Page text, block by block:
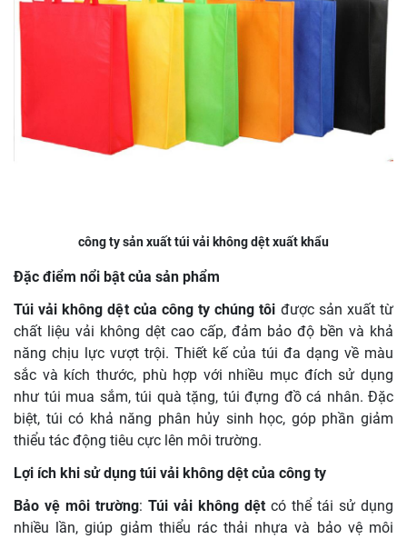
công ty sản xuất túi vải không dệt xuất khẩu
Đặc điểm nổi bật của sản phẩm
Túi vải không dệt của công ty chúng tôi được sản xuất từ
chất liệu vải không dệt cao cấp, đảm bảo độ bền và khả
năng chịu lực vượt trội. Thiết kế của túi đa dạng về màu
sắc và kích thước, phù hợp với nhiều mục đích sử dụng
như túi mua sắm, túi quà tặng, túi đựng đồ cá nhân. Đặc
biệt, túi có khả năng phân hủy sinh học, góp phần giảm
thiểu tác động tiêu cực lên môi trường.
Lợi ích khi sử dụng túi vải không dệt của công ty
Bảo vệ môi trường: Túi vải không dệt có thể tái sử dụng
nhiều lần, giúp giảm thiểu rác thải nhựa và bảo vệ môi